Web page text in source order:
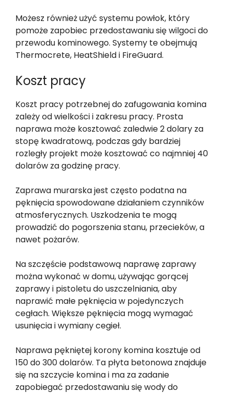
Możesz również użyć systemu powłok, który
pomoże zapobiec przedostawaniu się wilgoci do
przewodu kominowego. Systemy te obejmują
Thermocrete, HeatShield i FireGuard.
Koszt pracy
Koszt pracy potrzebnej do zafugowania komina
zależy od wielkości i zakresu pracy. Prosta
naprawa może kosztować zaledwie 2 dolary za
stopę kwadratową, podczas gdy bardziej
rozległy projekt może kosztować co najmniej 40
dolarów za godzinę pracy.
Zaprawa murarska jest często podatna na
pęknięcia spowodowane działaniem czynników
atmosferycznych. Uszkodzenia te mogą
prowadzić do pogorszenia stanu, przecieków, a
nawet pożarów.
Na szczęście podstawową naprawę zaprawy
można wykonać w domu, używając gorącej
zaprawy i pistoletu do uszczelniania, aby
naprawić małe pęknięcia w pojedynczych
cegłach. Większe pęknięcia mogą wymagać
usunięcia i wymiany cegieł.
Naprawa pękniętej korony komina kosztuje od
150 do 300 dolarów. Ta płyta betonowa znajduje
się na szczycie komina i ma za zadanie
zapobiegać przedostawaniu się wody do